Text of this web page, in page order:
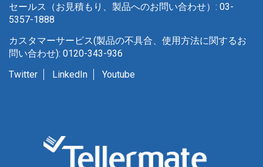
セールス（お見積もり、製品へのお問い合わせ）: 03-
5357-1888
カスタマーサービス(製品の不具合、使用方法に関するお
問い合わせ): 0120-343-936
Twitter
LinkedIn Youtube